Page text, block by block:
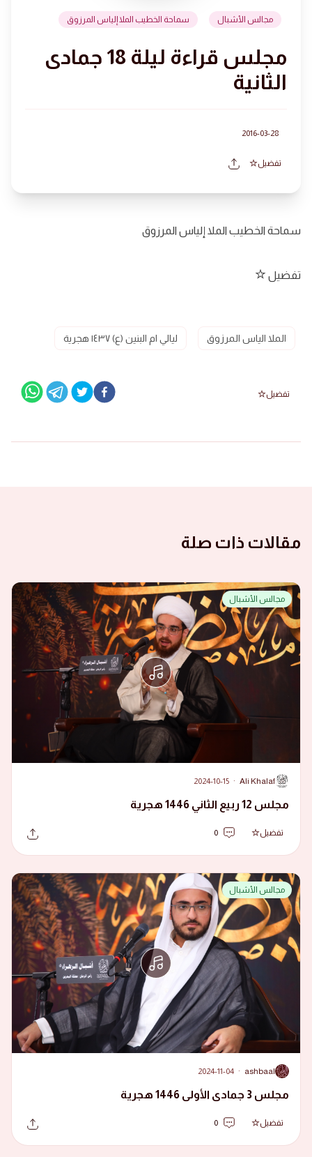
مجالس الأشبال سماحة الخطيب الملا إلياس المرزوق
مجلس قراءة ليلة 18 جمادى
الثانية
2016-03-28
تفضيل
سماحة الخطيب الملا إلياس المرزوق
تفضيل
الملا الياس المرزوق ليالي ام البنين (ع) ١٤٣٧ هجرية
تفضيل
مقالات ذات صلة
مجالس الأشبال
A
Ali Khalaf
·
2024-10-15
مجلس 12 ربيع الثاني 1446 هجرية
تفضيل 0
مجالس الأشبال
A
ashbaal
·
2024-11-04
مجلس 3 جمادى الأولى 1446 هجرية
تفضيل 0